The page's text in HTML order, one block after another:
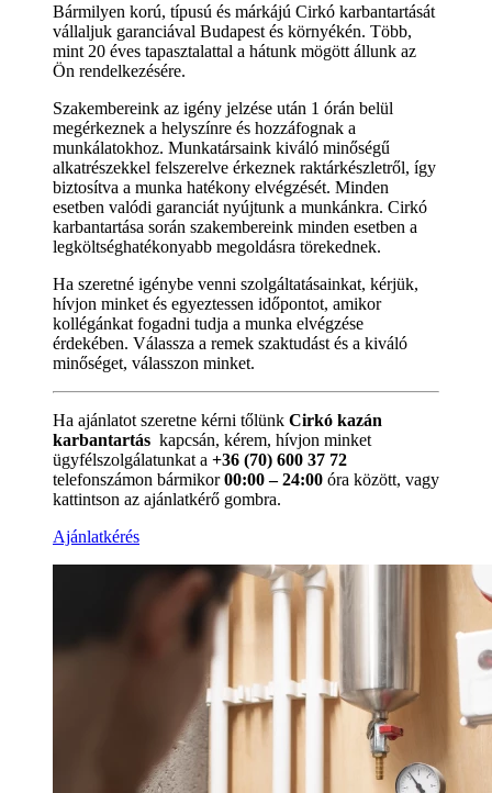
Bármilyen korú, típusú és márkájú Cirkó karbantartását
vállaljuk garanciával Budapest és környékén. Több,
mint 20 éves tapasztalattal a hátunk mögött állunk az
Ön rendelkezésére.
Szakembereink az igény jelzése után 1 órán belül
megérkeznek a helyszínre és hozzáfognak a
munkálatokhoz. Munkatársaink kiváló minőségű
alkatrészekkel felszerelve érkeznek raktárkészletről, így
biztosítva a munka hatékony elvégzését. Minden
esetben valódi garanciát nyújtunk a munkánkra. Cirkó
karbantartása során szakembereink minden esetben a
legköltséghatékonyabb megoldásra törekednek.
Ha szeretné igénybe venni szolgáltatásainkat, kérjük,
hívjon minket és egyeztessen időpontot, amikor
kollégánkat fogadni tudja a munka elvégzése
érdekében. Válassza a remek szaktudást és a kiváló
minőséget, válasszon minket.
Ha ajánlatot szeretne kérni tőlünk Cirkó kazán
karbantartás kapcsán, kérem, hívjon minket
ügyfélszolgálatunkat a +36 (70) 600 37 72
telefonszámon bármikor00:00 – 24:00 óra között, vagy
kattintson az ajánlatkérő gombra.
Ajánlatkérés